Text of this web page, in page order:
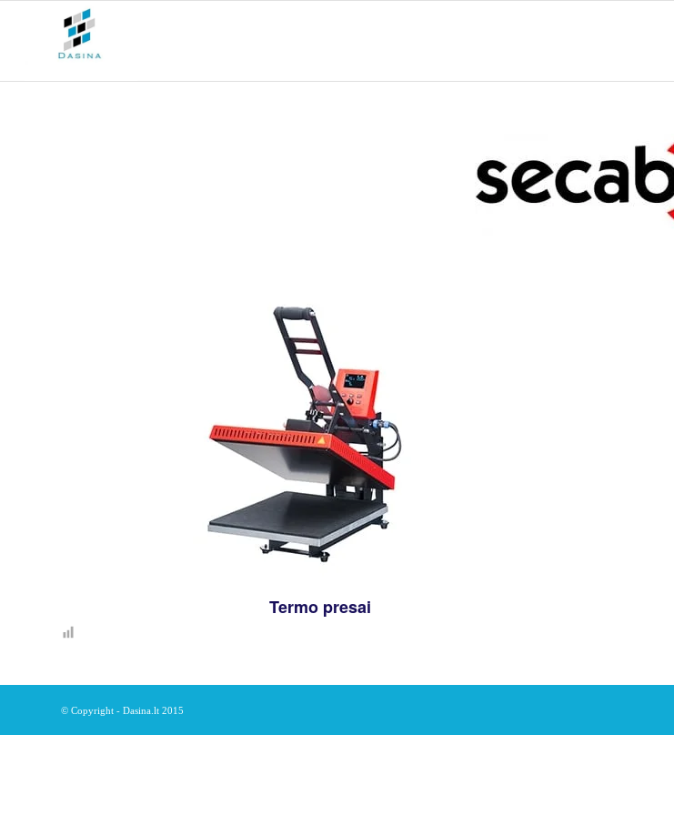
Termo presai
© Copyright - Dasina.lt 2015